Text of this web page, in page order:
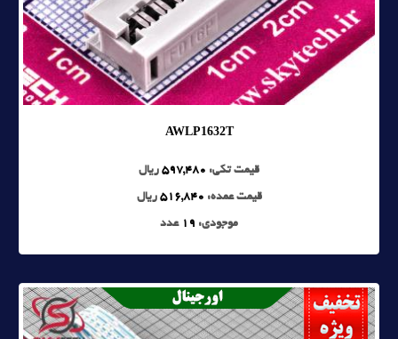
AWLP1632T
قیمت تکی: 597,480 ریال
قیمت عمده: 516,840 ریال
موجودی: 19 عدد